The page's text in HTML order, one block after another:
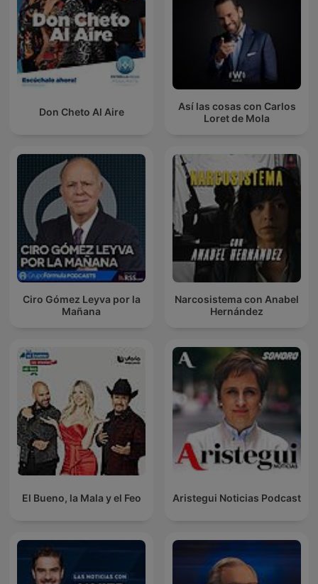
Don Cheto Al Aire
Así las cosas con Carlos
Loret de Mola
Ciro Gómez Leyva por la
Mañana
Narcosistema con Anabel
Hernández
El Bueno, la Mala y el Feo Aristegui Noticias Podcast